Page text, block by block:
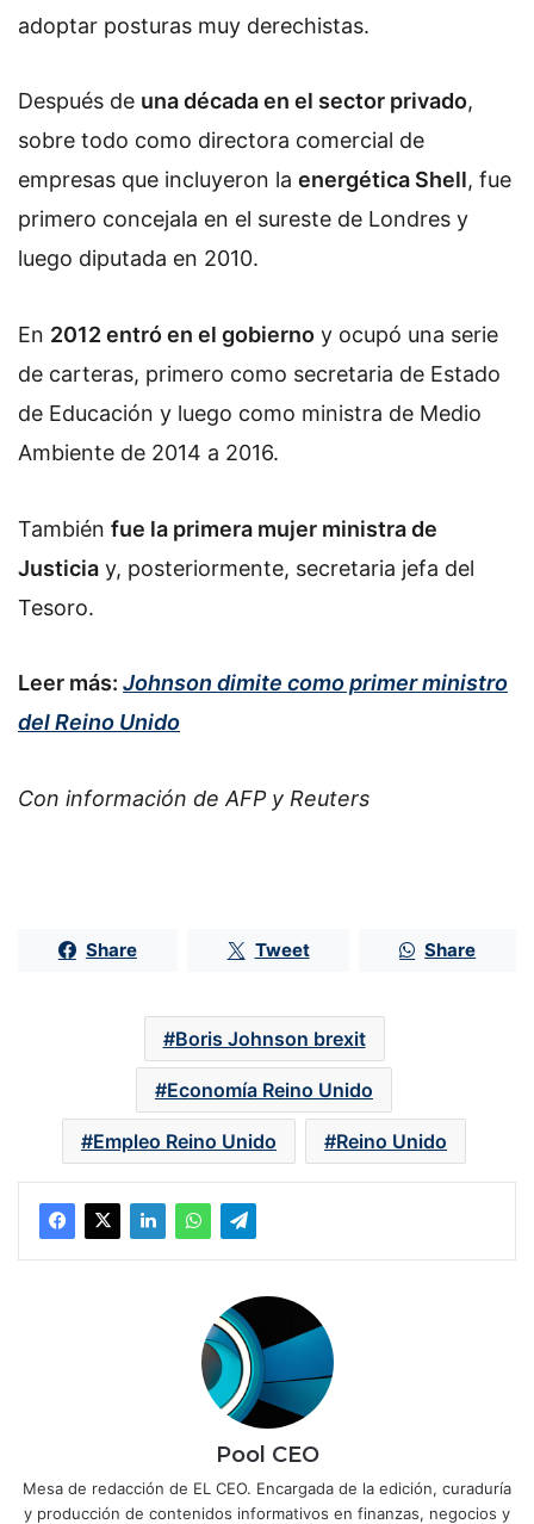
adoptar posturas muy derechistas.
Después de una década en el sector privado,
sobre todo como directora comercial de
empresas que incluyeron la energética Shell, fue
primero concejala en el sureste de Londres y
luego diputada en 2010.
En 2012 entró en el gobierno y ocupó una serie
de carteras, primero como secretaria de Estado
de Educación y luego como ministra de Medio
Ambiente de 2014 a 2016.
También fue la primera mujer ministra de
Justicia y, posteriormente, secretaria jefa del
Tesoro.
Leer más: Johnson dimite como primer ministro
del Reino Unido
Con información de AFP y Reuters
Share Tweet Share
Boris Johnson brexit
Economía Reino Unido
Empleo Reino Unido Reino Unido
Pool CEO
Mesa de redacción de EL CEO. Encargada de la edición, curaduría
y producción de contenidos informativos en finanzas, negocios y